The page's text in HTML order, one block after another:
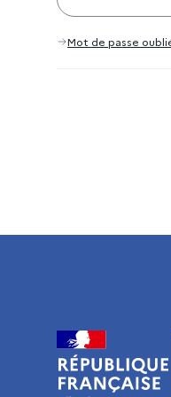
Mot de passe